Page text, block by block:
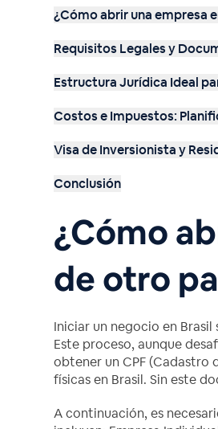
¿Cómo abrir una empresa
Requisitos Legales y
Estructura Jurídica Ideal
Costos e Impuestos:
Visa de Inversionista y
Conclusión
¿Cómo
de otro
Iniciar un negocio en
Este proceso, aunque
obtener un CPF (Cadastro
físicas en Brasil. Sin este
A continuación, es